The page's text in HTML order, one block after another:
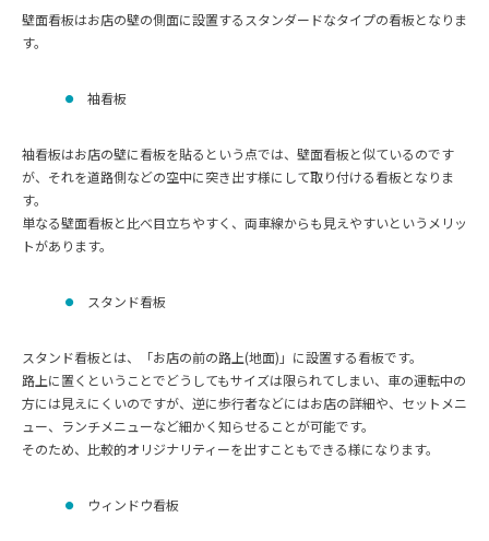
壁面看板はお店の壁の側面に設置するスタンダードなタイプの看板となりま
す。
袖看板
袖看板はお店の壁に看板を貼るという点では、壁面看板と似ているのです
が、それを道路側などの空中に突き出す様にして取り付ける看板となりま
す。
単なる壁面看板と比べ目立ちやすく、両車線からも見えやすいというメリッ
トがあります。
スタンド看板
スタンド看板とは、「お店の前の路上(地面)」に設置する看板です。
路上に置くということでどうしてもサイズは限られてしまい、車の運転中の
方には見えにくいのですが、逆に歩行者などにはお店の詳細や、セットメニ
ュー、ランチメニューなど細かく知らせることが可能です。
そのため、比較的オリジナリティーを出すこともできる様になります。
ウィンドウ看板